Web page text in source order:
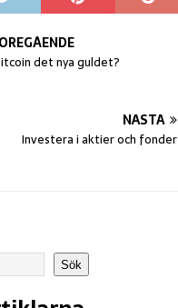
det nya guldet?
NÄSTA
Investera i aktier och fonder
Sök